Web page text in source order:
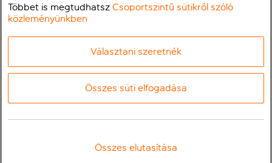
Többet is megtudhatszCsoportszintű sütikről szóló
közleményünkben
Választani szeretnék
Összes süti elfogadása
Összes elutasítása